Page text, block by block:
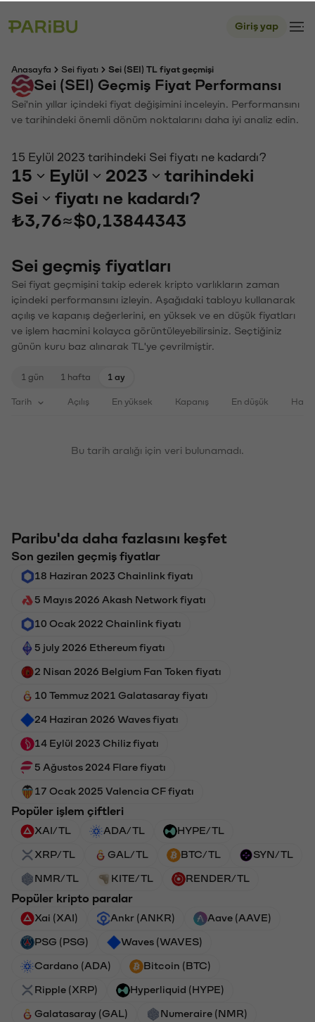
Giriş yap
Anasayfa Sei fiyatı Sei (SEI) TL fiyat geçmişi
Sei (SEI) Geçmiş Fiyat Performansı
Sei'nin yıllar içindeki fiyat değişimini inceleyin. Performansını
ve tarihindeki önemli dönüm noktalarını daha iyi analiz edin.
15 Eylül 2023 tarihindeki Sei fiyatı ne kadardı?
15 Eylül 2023
tarihindeki
Sei
fiyatı ne kadardı?
₺3,76≈$0,13844343
Sei geçmiş fiyatları
Sei fiyat geçmişini takip ederek kripto varlıkların zaman
içindeki performansını izleyin. Aşağıdaki tabloyu kullanarak
açılış ve kapanış değerlerini, en yüksek ve en düşük fiyatları
ve işlem hacmini kolayca görüntüleyebilirsiniz. Seçtiğiniz
günün kuru baz alınarak TL'ye çevrilmiştir.
1 gün 1 hafta 1 ay
Tarih Açılış En yüksek Kapanış En düşük
Bu tarih aralığı için veri bulunamadı.
Paribu'da daha fazlasını keşfet
Son gezilen geçmiş fiyatlar
18 Haziran 2023 Chainlink fiyatı
5 Mayıs 2026 Akash Network fiyatı
10 Ocak 2022 Chainlink fiyatı
5 july 2026 Ethereum fiyatı
2 Nisan 2026 Belgium Fan Token fiyatı
10 Temmuz 2021 Galatasaray fiyatı
24 Haziran 2026 Waves fiyatı
14 Eylül 2023 Chiliz fiyatı
5 Ağustos 2024 Flare fiyatı
17 Ocak 2025 Valencia CF fiyatı
Popüler işlem çiftleri
XAI/TL ADA/TL HYPE/TL
XRP/TL GAL/TL BTC/TL SYN/TL
NMR/TL KITE/TL RENDER/TL
Popüler kripto paralar
Xai (XAI) Ankr (ANKR) Aave (AAVE)
PSG (PSG) Waves (WAVES)
Cardano (ADA) Bitcoin (BTC)
Ripple (XRP) Hyperliquid (HYPE)
Galatasaray (GAL) Numeraire (NMR)